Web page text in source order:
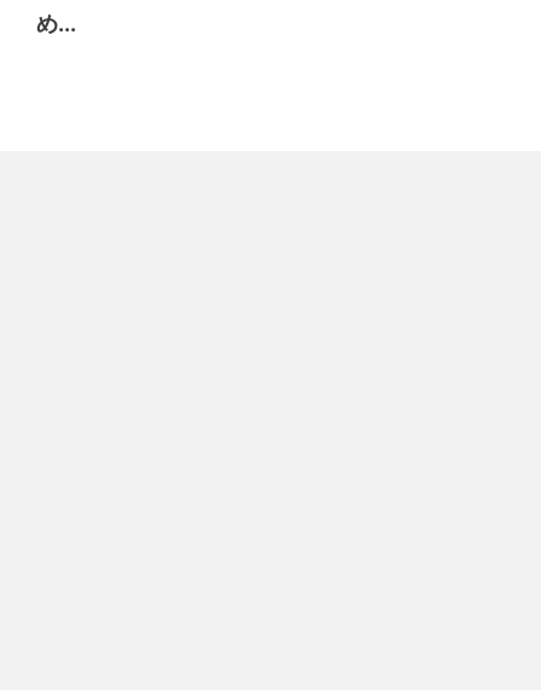
め...